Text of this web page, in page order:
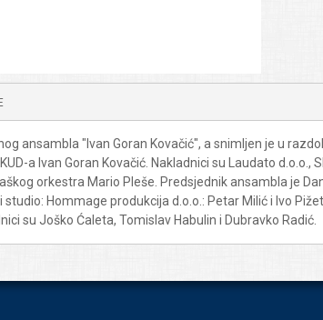
ansambla "Ivan Goran Kovačić", a snimljen je u
a Ivan Goran Kovačić. Nakladnici su Laudato
orkestra Mario Pleše. Predsjednik ansambla je
Hommage produkcija d.o.o.: Petar Milić i Ivo
su Joško Ćaleta, Tomislav Habulin i Dubravko Radić.